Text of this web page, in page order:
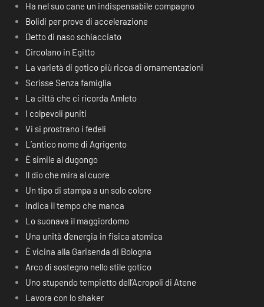
Ha nel suo cane un indispensabile compagno
Bolidi per prove di accelerazione
Detto di naso schiacciato
Circolano in Egitto
La varietà di gotico più ricca di ornamentazioni
Scrisse Senza famiglia
La città che ci ricorda Amleto
I colpevoli puniti
Vi si prostrano i fedeli
L’antico nome di Agrigento
È simile al dugongo
Il dio che mira al cuore
Un tipo di stampa a un solo colore
Indica il tempo che manca
Lo suonava il maggiordomo
Una unità d’energia in fisica atomica
È vicina alla Garisenda di Bologna
Arco di sostegno nello stile gotico
Uno stupendo tempietto dell’Acropoli di Atene
Lavora con lo shaker